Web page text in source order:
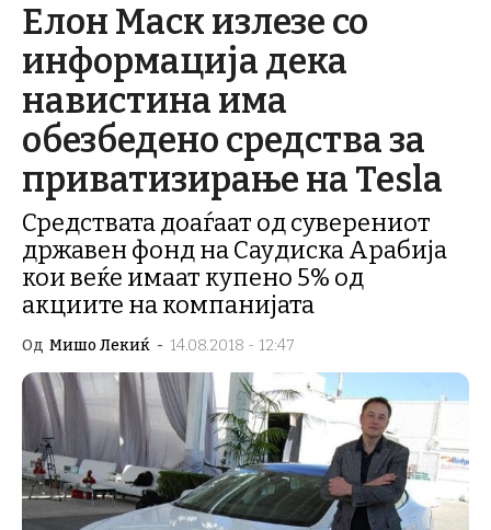
Елон Маск излезе со
информација дека
навистина има
обезбедено средства за
приватизирање на Tesla
Средствата доаѓаат од суверениот
државен фонд на Саудиска Арабија
кои веќе имаат купено 5% од
акциите на компанијата
Од Мишо Лекиќ - 14.08.2018 - 12:47